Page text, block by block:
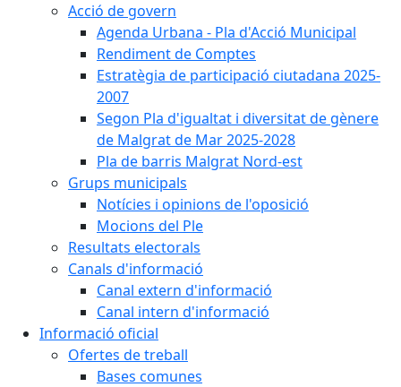
Acció de govern
Agenda Urbana - Pla d'Acció Municipal
Rendiment de Comptes
Estratègia de participació ciutadana 2025-
2007
Segon Pla d'igualtat i diversitat de gènere
de Malgrat de Mar 2025-2028
Pla de barris Malgrat Nord-est
Grups municipals
Notícies i opinions de l'oposició
Mocions del Ple
Resultats electorals
Canals d'informació
Canal extern d'informació
Canal intern d'informació
Informació oficial
Ofertes de treball
Bases comunes